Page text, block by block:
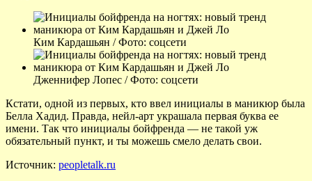
Ким Кардашьян / Фото: соцсети
Дженнифер Лопес / Фото: соцсети
Кстати, одной из первых, кто ввел инициалы в маникюр была
Белла Хадид. Правда, нейл-арт украшала первая буква ее
имени. Так что инициалы бойфренда — не такой уж
обязательный пункт, и ты можешь смело делать свои.
Источник: peopletalk.ru